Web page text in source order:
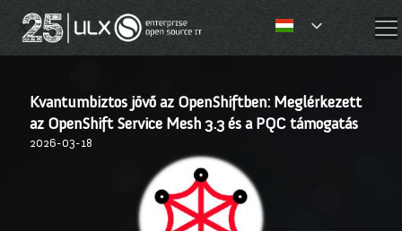
✕
Kvantumbiztos jövő az OpenShiftben: Meglérkezett
az OpenShift Service Mesh 3.3 és a PQC támogatás
2026-03-18